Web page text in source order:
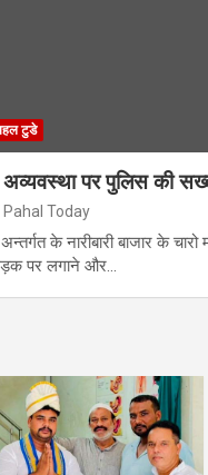
टुडे
में अव्यवस्था पर पुलिस की
Pahal Today
के नारीबारी बाजार के चारो
सड़क पर लगाने और…